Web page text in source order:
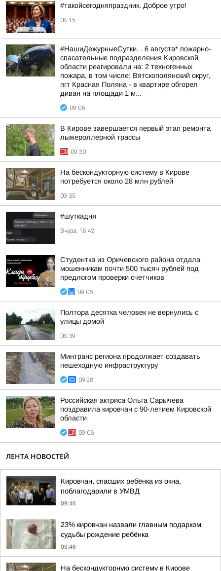
#такойсегодняпраздник. Доброе утро!
08:15
#НашиДежурныеСутки. . 6 августа* пожарно-
спасательные подразделения Кировской
области реагировали на: 2 техногенных
пожара, в том числе: Вятскополянский округ,
пгт Красная Поляна - в квартире обгорел
диван на площади 1 м...
09:06
В Кирове завершается первый этап ремонта
лыжероллерной трассы
09:30
На бескондукторную систему в Кирове
потребуется около 28 млн рублей
09:35
#шуткадня
Вчера, 18:42
Студентка из Оричевского района отдала
мошенникам почти 500 тысяч рублей под
предлогом проверки счетчиков
09:06
Полтора десятка человек не вернулись с
улицы домой
08:39
Минтранс региона продолжает создавать
пешеходную инфраструктуру
09:28
Российская актриса Ольга Сарычева
поздравила кировчан с 90-летием Кировской
области
09:06
ЛЕНТА НОВОСТЕЙ
Кировчан, спасших ребёнка из окна,
поблагодарили в УМВД
09:46
23% кировчан назвали главным подарком
судьбы рождение ребёнка
09:46
На бескондукторную систему в Кирове